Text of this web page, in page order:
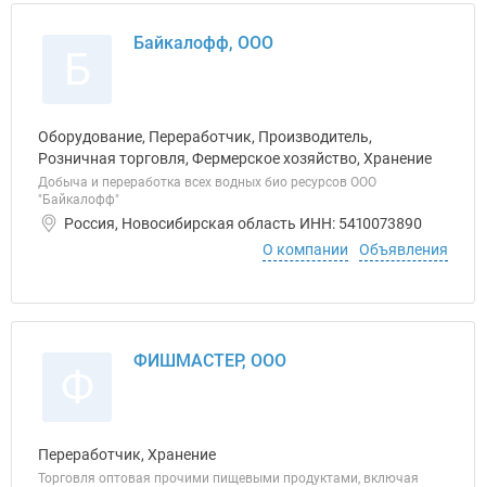
Байкалофф, ООО
Оборудование, Переработчик, Производитель,
Розничная торговля, Фермерское хозяйство, Хранение
Добыча и переработка всех водных био ресурсов ООО
"Байкалофф"
Россия, Новосибирская область ИНН: 5410073890
О компании
Объявления
ФИШМАСТЕР, ООО
Переработчик, Хранение
Торговля оптовая прочими пищевыми продуктами, включая